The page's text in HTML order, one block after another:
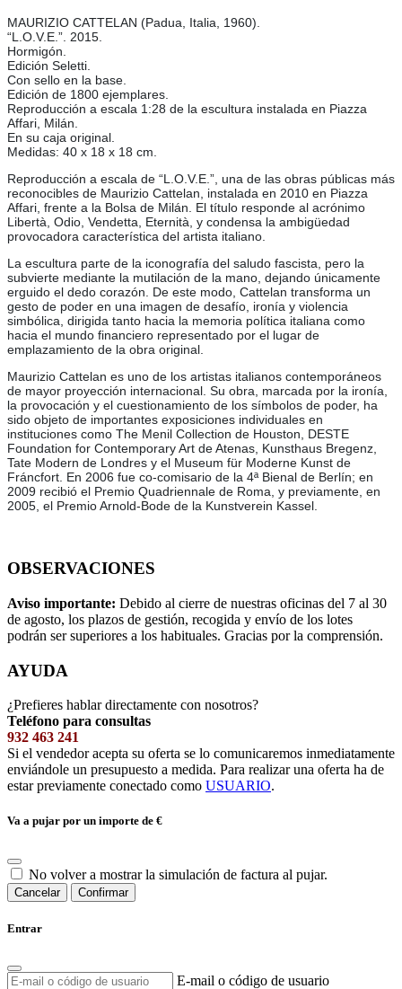
MAURIZIO CATTELAN (Padua, Italia, 1960).
“L.O.V.E.”. 2015.
Hormigón.
Edición Seletti.
Con sello en la base.
Edición de 1800 ejemplares.
Reproducción a escala 1:28 de la escultura instalada en Piazza
Affari, Milán.
En su caja original.
Medidas: 40 x 18 x 18 cm.
Reproducción a escala de “L.O.V.E.”, una de las obras públicas más
reconocibles de Maurizio Cattelan, instalada en 2010 en Piazza
Affari, frente a la Bolsa de Milán. El título responde al acrónimo
Libertà, Odio, Vendetta, Eternità, y condensa la ambigüedad
provocadora característica del artista italiano.
La escultura parte de la iconografía del saludo fascista, pero la
subvierte mediante la mutilación de la mano, dejando únicamente
erguido el dedo corazón. De este modo, Cattelan transforma un
gesto de poder en una imagen de desafío, ironía y violencia
simbólica, dirigida tanto hacia la memoria política italiana como
hacia el mundo financiero representado por el lugar de
emplazamiento de la obra original.
Maurizio Cattelan es uno de los artistas italianos contemporáneos
de mayor proyección internacional. Su obra, marcada por la ironía,
la provocación y el cuestionamiento de los símbolos de poder, ha
sido objeto de importantes exposiciones individuales en
instituciones como The Menil Collection de Houston, DESTE
Foundation for Contemporary Art de Atenas, Kunsthaus Bregenz,
Tate Modern de Londres y el Museum für Moderne Kunst de
Fráncfort. En 2006 fue co-comisario de la 4ª Bienal de Berlín; en
2009 recibió el Premio Quadriennale de Roma, y previamente, en
2005, el Premio Arnold-Bode de la Kunstverein Kassel.
OBSERVACIONES
Aviso importante: Debido al cierre de nuestras oficinas del 7 al 30
de agosto, los plazos de gestión, recogida y envío de los lotes
podrán ser superiores a los habituales. Gracias por la comprensión.
AYUDA
¿Prefieres hablar directamente con nosotros?
Teléfono para consultas
932 463 241
Si el vendedor acepta su oferta se lo comunicaremos inmediatamente
enviándole un presupuesto a medida. Para realizar una oferta ha de
estar previamente conectado como USUARIO.
Va a pujar por un importe de €
No volver a mostrar la simulación de factura al pujar.
Cancelar Confirmar
Entrar
E-mail o código de usuario